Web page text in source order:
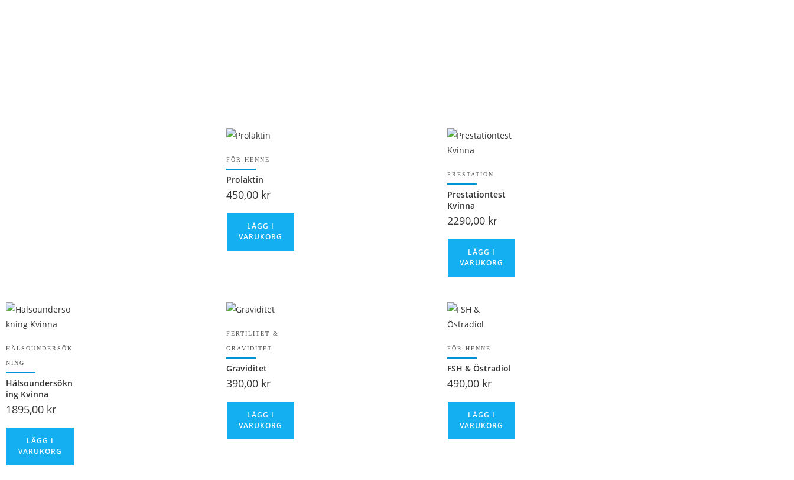
FÖR HENNE
Prolaktin
450,00 kr
LÄGG I
VARUKORG
PRESTATION
Prestationtest
Kvinna
2290,00 kr
LÄGG I
VARUKORG
HÄLSOUNDERSÖK
NING
Hälsoundersökn
ing Kvinna
1895,00 kr
LÄGG I
VARUKORG
FERTILITET &
GRAVIDITET
Graviditet
390,00 kr
LÄGG I
VARUKORG
FÖR HENNE
FSH & Östradiol
490,00 kr
LÄGG I
VARUKORG